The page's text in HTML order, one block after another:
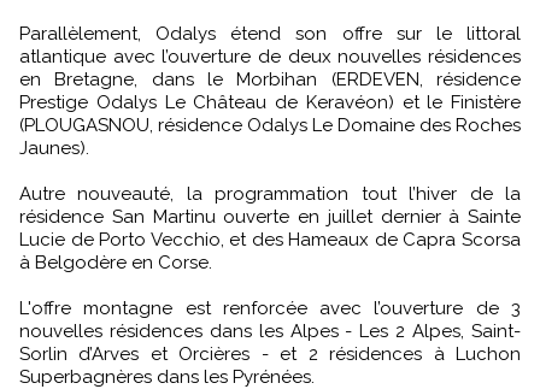
Parallèlement, Odalys étend son offre sur le littoral
atlantique avec l’ouverture de deux nouvelles résidences
en Bretagne, dans le Morbihan (ERDEVEN, résidence
Prestige Odalys Le Château de Keravéon) et le Finistère
(PLOUGASNOU, résidence Odalys Le Domaine des Roches
Jaunes).
Autre nouveauté, la programmation tout l’hiver de la
résidence San Martinu ouverte en juillet dernier à Sainte
Lucie de Porto Vecchio, et des Hameaux de Capra Scorsa
à Belgodère en Corse.
L'offre montagne est renforcée avec l’ouverture de 3
nouvelles résidences dans les Alpes - Les 2 Alpes, Saint-
Sorlin d’Arves et Orcières - et 2 résidences à Luchon
Superbagnères dans les Pyrénées.